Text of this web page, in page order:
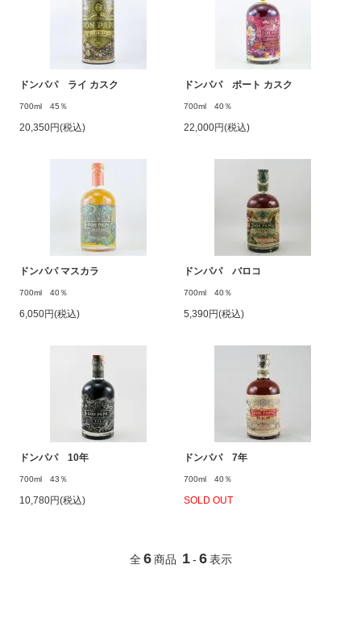
ドンパパ ライ カスク
700ml 45％
20,350円(税込)
ドンパパ ポート カスク
700ml 40％
22,000円(税込)
ドンパパ マスカラ
700ml 40％
6,050円(税込)
ドンパパ バロコ
700ml 40％
5,390円(税込)
ドンパパ 10年
700ml 43％
10,780円(税込)
ドンパパ 7年
700ml 40％
SOLD OUT
全 6 商品 1 - 6 表示